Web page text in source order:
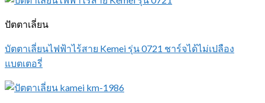
ปัตตาเลี่ยน
บัตตาเลี่ยนไฟฟ้าไร้สาย Kemei รุ่น 0721 ชาร์จได้ไม่เปลือง
แบตเตอรี่